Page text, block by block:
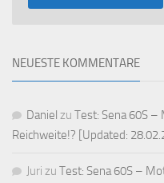
NEUESTE KOMMENTARE
Daniel zu Test: Sena 60S
Reichweite!? [Updated:
Juri zu Test: Sena 60S –